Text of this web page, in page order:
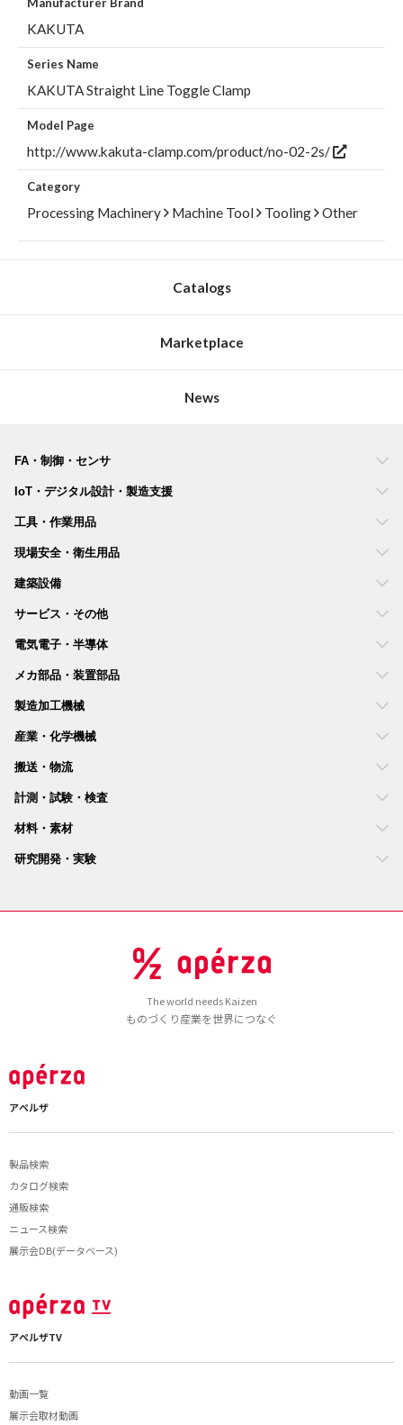
KAKUTA
Series Name
KAKUTA Straight Line Toggle Clamp
Model Page
http://www.kakuta-clamp.com/product/no-02-2s/
Category
Processing Machinery Machine Tool Tooling Other
Catalogs
Marketplace
News
FA・制御・センサ
IoT・デジタル設計・製造支援
工具・作業用品
現場安全・衛生用品
建築設備
サービス・その他
電気電子・半導体
メカ部品・装置部品
製造加工機械
産業・化学機械
搬送・物流
計測・試験・検査
材料・素材
研究開発・実験
The world needs Kaizen
ものづくり産業を世界につなぐ
アペルザ
製品検索
カタログ検索
通販検索
ニュース検索
展示会DB(データベース)
アペルザTV
動画一覧
展示会取材動画